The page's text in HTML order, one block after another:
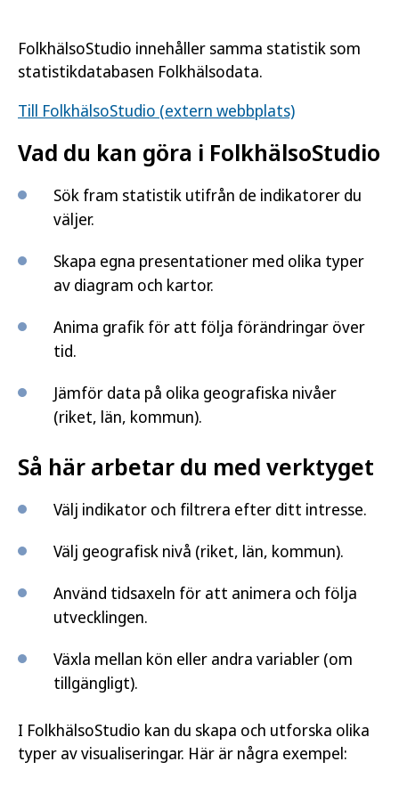
FolkhälsoStudio innehåller samma statistik som
statistikdatabasen Folkhälsodata.
Till FolkhälsoStudio (extern webbplats)
Vad du kan göra i FolkhälsoStudio
Sök fram statistik utifrån de indikatorer du
väljer.
Skapa egna presentationer med olika typer
av diagram och kartor.
Anima grafik för att följa förändringar över
tid.
Jämför data på olika geografiska nivåer
(riket, län, kommun).
Så här arbetar du med verktyget
Välj indikator och filtrera efter ditt intresse.
Välj geografisk nivå (riket, län, kommun).
Använd tidsaxeln för att animera och följa
utvecklingen.
Växla mellan kön eller andra variabler (om
tillgängligt).
I FolkhälsoStudio kan du skapa och utforska olika
typer av visualiseringar. Här är några exempel: